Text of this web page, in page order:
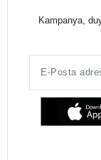
Kampanya,